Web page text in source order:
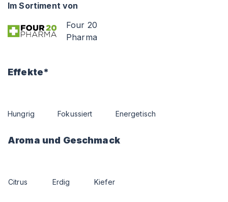
Im Sortiment von
Four 20
Pharma
Effekte*
Hungrig Fokussiert Energetisch
Aroma und Geschmack
Citrus Erdig Kiefer